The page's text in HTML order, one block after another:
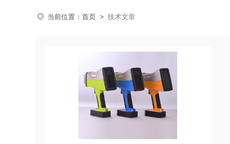
当前位置： 首页 > 技术文章